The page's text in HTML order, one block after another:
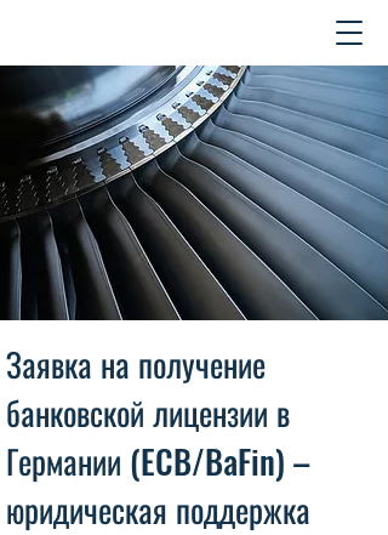
Заявка на получение
банковской лицензии в
Германии (ECB/BaFin) –
юридическая поддержка